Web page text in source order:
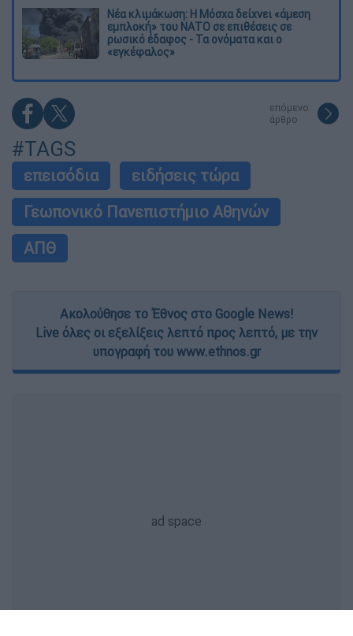
Νέα κλιμάκωση: Η Μόσχα δείχνει «άμεση
εμπλοκή» του ΝΑΤΟ σε επιθέσεις σε
ρωσικό έδαφος - Τα ονόματα και ο
«εγκέφαλος»
επόμενο
άρθρο
#TAGS
επεισόδια
ειδήσεις τώρα
Γεωπονικό Πανεπιστήμιο Αθηνών
ΑΠΘ
Ακολούθησε το Έθνος στο Google News!
Live όλες οι εξελίξεις λεπτό προς λεπτό, με την
υπογραφή του www.ethnos.gr